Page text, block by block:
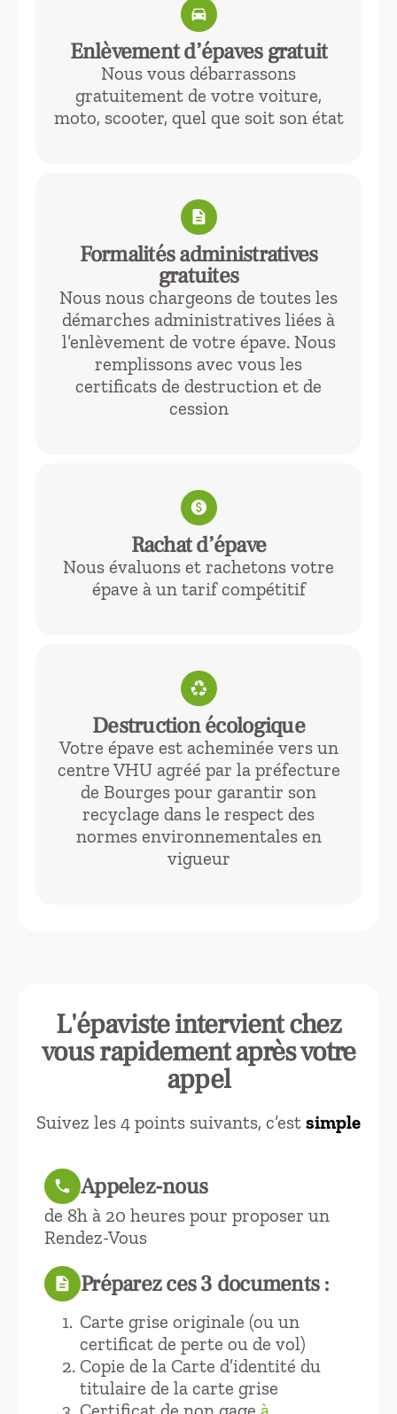
directions_car
Enlèvement d’épaves gratuit
Nous vous débarrassons
gratuitement de votre voiture,
moto, scooter, quel que soit son état
description
Formalités administratives
gratuites
Nous nous chargeons de toutes les
démarches administratives liées à
l’enlèvement de votre épave. Nous
remplissons avec vous les
certificats de destruction et de
cession
paid
Rachat d’épave
Nous évaluons et rachetons votre
épave à un tarif compétitif
recycling
Destruction écologique
Votre épave est acheminée vers un
centre VHU agréé par la préfecture
de Bourges pour garantir son
recyclage dans le respect des
normes environnementales en
vigueur
L'épaviste intervient chez
vous rapidement après votre
appel
Suivez les 4 points suivants, c’est simple
call Appelez-nous
de 8h à 20 heures pour proposer un
Rendez-Vous
description Préparez ces 3 documents :
Carte grise originale (ou un
certificat de perte ou de vol)
Copie de la Carte d’identité du
titulaire de la carte grise